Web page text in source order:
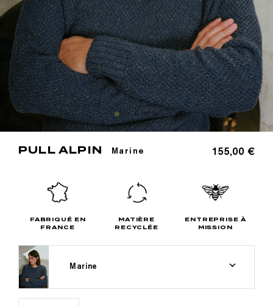
PULL ALPIN Marine 155,00 €
FABRIQUÉ EN
FRANCE
MATIÈRE
RECYCLÉE
ENTREPRISE À
MISSION
Marine